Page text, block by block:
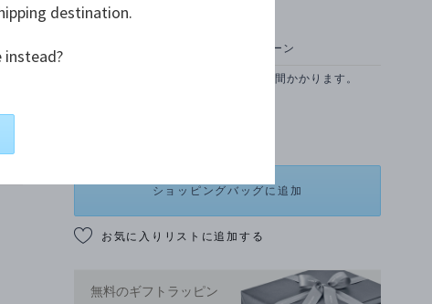
スターリングシルバー, シルバーストーン
お取り寄せのため、納品まで約1-2 週間かかります。
ショッピングバッグに追加
お気に入りリストに追加する
無料のギフトラッピン
destination.